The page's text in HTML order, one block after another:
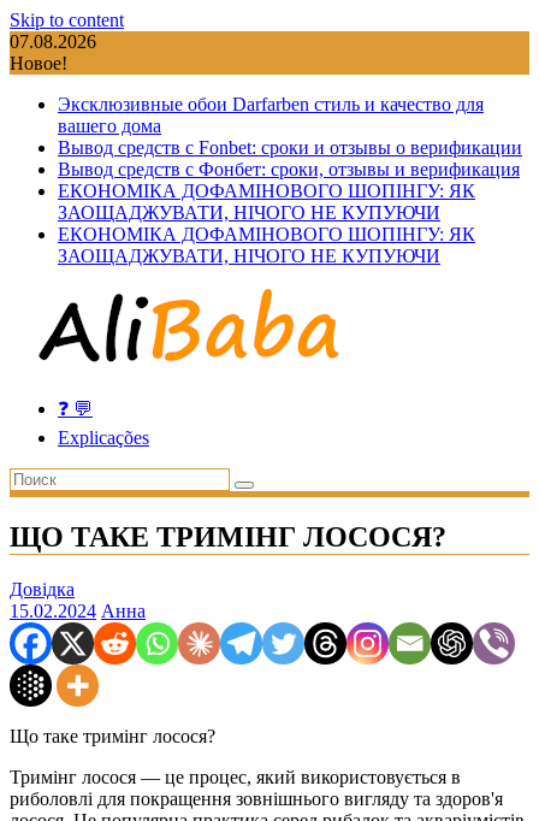
Skip to content
07.08.2026
Новое!
Эксклюзивные обои Darfarben стиль и качество для
вашего дома
Вывод средств с Fonbet: сроки и отзывы о верификации
Вывод средств с Фонбет: сроки, отзывы и верификация
ЕКОНОМІКА ДОФАМІНОВОГО ШОПІНГУ: ЯК
ЗАОЩАДЖУВАТИ, НІЧОГО НЕ КУПУЮЧИ
ЕКОНОМІКА ДОФАМІНОВОГО ШОПІНГУ: ЯК
ЗАОЩАДЖУВАТИ, НІЧОГО НЕ КУПУЮЧИ
❓ 💬
Explicações
ЩО ТАКЕ ТРИМІНГ ЛОСОСЯ?
Довідка
15.02.2024 Анна
Що таке тримінг лосося?
Тримінг лосося — це процес, який використовується в
риболовлі для покращення зовнішнього вигляду та здоров'я